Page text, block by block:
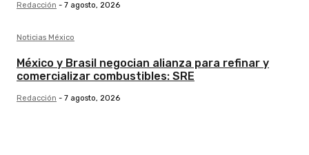
Redacción - 7 agosto, 2026
Noticias México
México y Brasil negocian alianza para refinar y
comercializar combustibles: SRE
Redacción - 7 agosto, 2026